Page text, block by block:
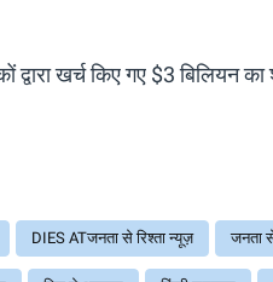
द्वारा खर्च किए गए $3 बिलियन
DIES ATजनता से रिश्ता न्यूज़ जनता से